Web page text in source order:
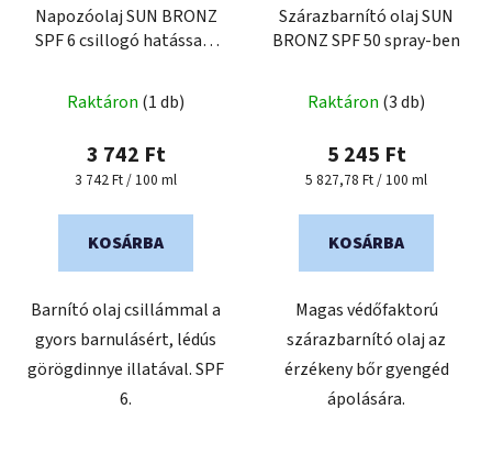
Napozóolaj SUN BRONZ
SPF 6 csillogó hatással -
Raktáron (1 db)
3 742 Ft
Egységár:
3 742 Ft / 100 ml
KOSÁRBA
Barnító olaj csillámmal a
gyors barnulásért, lédús
görögdinnye illatával. SPF
6.
Szárazbarnító olaj SUN
BRONZ SPF 50 spray-ben
Raktáron (3 db)
5 245 Ft
Egységár:
5 827,78 Ft / 100 ml
KOSÁRBA
Magas védőfaktorú
szárazbarnító olaj az
érzékeny bőr gyengéd
ápolására.